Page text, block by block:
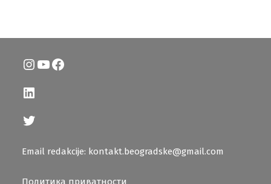
Instagram
YouTube
Facebook
LinkedIn
Twitter
Email redakcije: kontakt.beogradske@gmail.com
Политика приватности